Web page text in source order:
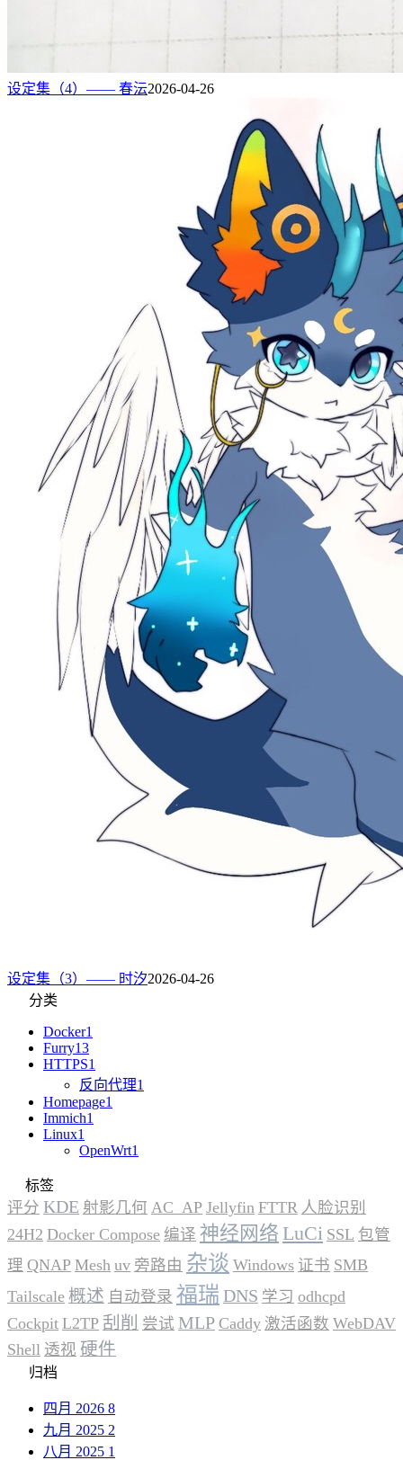
设定集（4）—— 春沄2026-04-26
设定集（3）—— 时汐2026-04-26
分类
Docker1
Furry13
HTTPS1
反向代理1
Homepage1
Immich1
Linux1
OpenWrt1
标签
评分 KDE 射影几何 AC_AP Jellyfin FTTR 人脸识别
24H2 Docker Compose 编译 神经网络 LuCi SSL 包管
理 QNAP Mesh uv 旁路由 杂谈 Windows 证书 SMB
Tailscale 概述 自动登录 福瑞 DNS 学习 odhcpd
Cockpit L2TP 刮削 尝试 MLP Caddy 激活函数 WebDAV
Shell 透视 硬件
归档
四月 2026 8
九月 2025 2
八月 2025 1